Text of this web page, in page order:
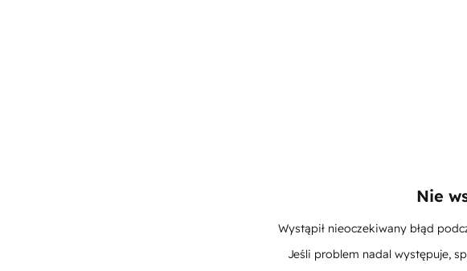
Nie
Wystąpił nieoczekiwany błąd
Jeśli problem nadal występuje,